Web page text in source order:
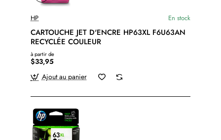
HP En stock
CARTOUCHE JET D'ENCRE HP63XL F6U63AN
RECYCLÉE COULEUR
à partir de
$33,95
Ajout au panier